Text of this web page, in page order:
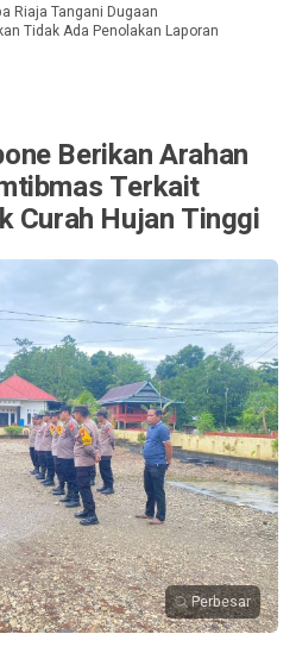
Riaja Tangani Dugaan
Tidak Ada Penolakan Laporan
Berikan Arahan
Terkait
Curah Hujan Tinggi
Perbesar